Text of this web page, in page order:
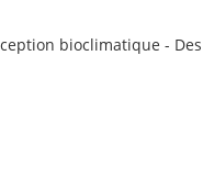
bioclimatique -